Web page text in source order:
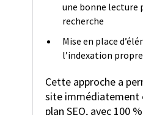
une bonne lecture
recherche
Mise en place
l’indexation
Cette approche a
site immédiatement
plan SEO, avec 100